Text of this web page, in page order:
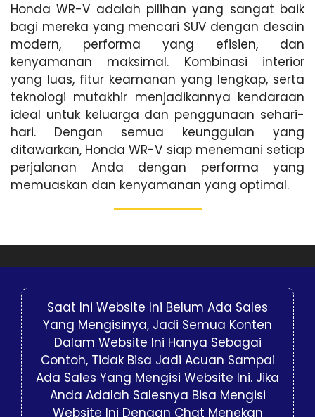
Honda WR-V adalah pilihan yang sangat baik
bagi mereka yang mencari SUV dengan desain
modern, performa yang efisien, dan
kenyamanan maksimal. Kombinasi interior
yang luas, fitur keamanan yang lengkap, serta
teknologi mutakhir menjadikannya kendaraan
ideal untuk keluarga dan penggunaan sehari-
hari. Dengan semua keunggulan yang
ditawarkan, Honda WR-V siap menemani setiap
perjalanan Anda dengan performa yang
memuaskan dan kenyamanan yang optimal.
Saat Ini Website Ini Belum Ada Sales
Yang Mengisinya, Jadi Semua Konten
Dalam Website Ini Hanya Sebagai
Contoh, Tidak Bisa Jadi Acuan Sampai
Ada Sales Yang Mengisi Website Ini. Jika
Anda Adalah Salesnya Bisa Mengisi
Website Ini Dengan Chat Menekan